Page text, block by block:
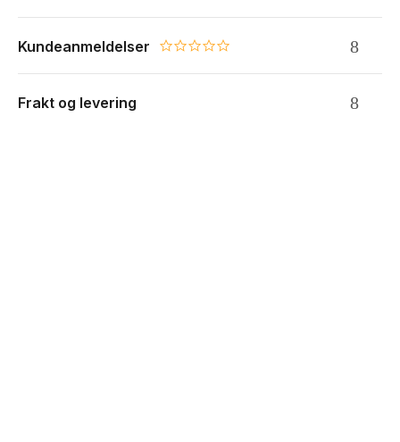
Kundeanmeldelser 0.0 star rating
Frakt og levering